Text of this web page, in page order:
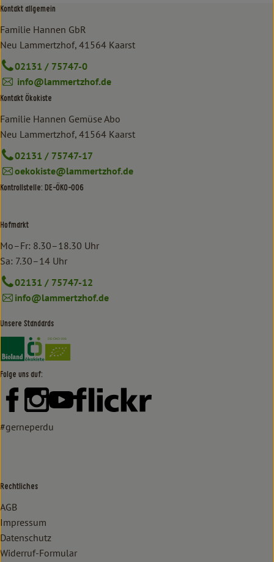
Kontakt allgemein
Familie Hannen GbR
Neu Lammertzhof, 41564 Kaarst
02131 / 75747-0
info@lammertzhof.de
Kontakt Ökokiste
Familie Hannen Gemüse Abo
Neu Lammertzhof, 41564 Kaarst
02131 / 75747-17
oekokiste@lammertzhof.de
Kontrollstelle: DE-ÖKO-006
Hofmarkt
Mo–Fr: 8.30–18.30 Uhr
Sa: 7.30–14 Uhr
02131 / 75747-12
info@lammertzhof.de
Unsere Standards
Externer Link zu https://www.bioland.de/verbraucher
Externer Link zu https://www.oekokiste.de/
Folge uns auf:
Externer Link zu https://www.facebook.com/lammertzhof/
Externer Link zu https://www.instagram.com/
Externer Link zu https://www.youtube.com/
Externer Link zu https://
#gerneperdu
Rechtliches
AGB
Impressum
Datenschutz
Widerruf-Formular